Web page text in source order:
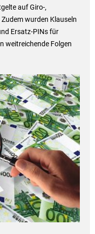
auf Giro-,
wurden Klauseln
Ersatz-PINs für
weitreichende Folgen